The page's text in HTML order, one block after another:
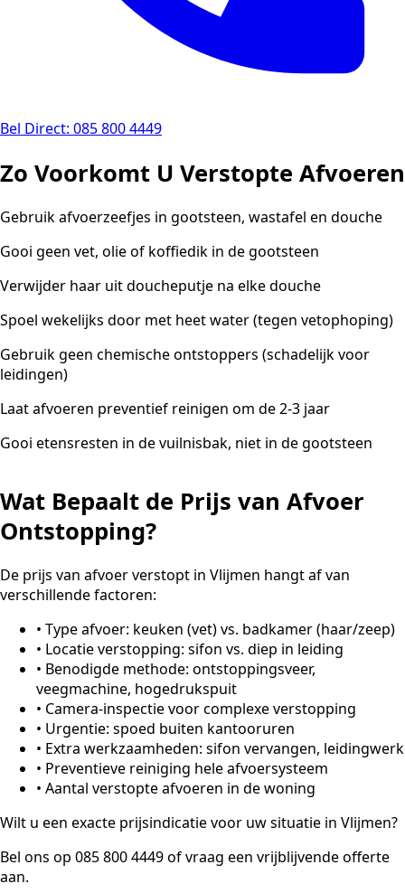
Bel Direct: 085 800 4449
Zo Voorkomt U Verstopte Afvoeren
Gebruik afvoerzeefjes in gootsteen, wastafel en douche
Gooi geen vet, olie of koffiedik in de gootsteen
Verwijder haar uit doucheputje na elke douche
Spoel wekelijks door met heet water (tegen vetophoping)
Gebruik geen chemische ontstoppers (schadelijk voor
leidingen)
Laat afvoeren preventief reinigen om de 2-3 jaar
Gooi etensresten in de vuilnisbak, niet in de gootsteen
Wat Bepaalt de Prijs van Afvoer
Ontstopping?
De prijs van afvoer verstopt in Vlijmen hangt af van
verschillende factoren:
• Type afvoer: keuken (vet) vs. badkamer (haar/zeep)
• Locatie verstopping: sifon vs. diep in leiding
• Benodigde methode: ontstoppingsveer,
veegmachine, hogedrukspuit
• Camera-inspectie voor complexe verstopping
• Urgentie: spoed buiten kantooruren
• Extra werkzaamheden: sifon vervangen, leidingwerk
• Preventieve reiniging hele afvoersysteem
• Aantal verstopte afvoeren in de woning
Wilt u een exacte prijsindicatie voor uw situatie in Vlijmen?
Bel ons op 085 800 4449 of vraag een vrijblijvende offerte
aan.